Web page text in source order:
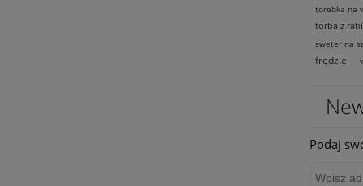
torebka na
torba z rafii
sweter na
frędzle
Podaj